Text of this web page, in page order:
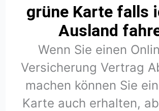
grüne Karte falls
Ausland
Wenn Sie einen
Versicherung Vertrag
machen können Sie
Karte auch erhalten,